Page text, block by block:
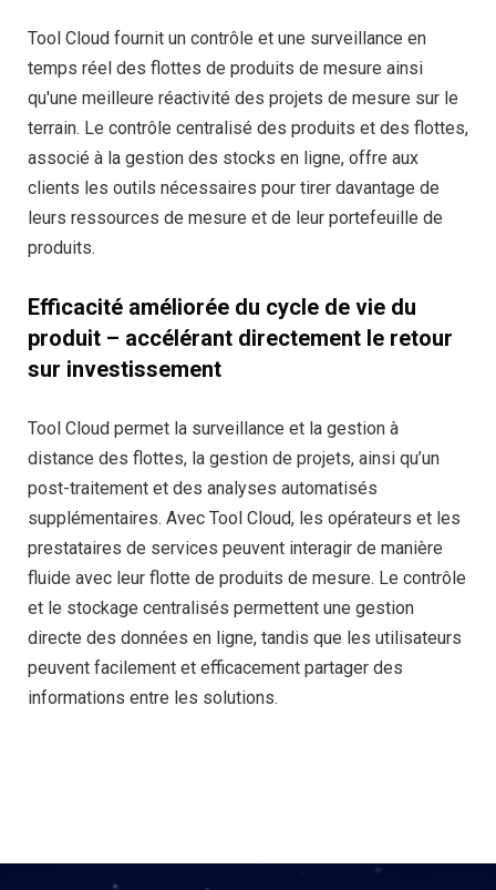
Tool Cloud fournit un contrôle et une surveillance en
temps réel des flottes de produits de mesure ainsi
qu'une meilleure réactivité des projets de mesure sur le
terrain. Le contrôle centralisé des produits et des flottes,
associé à la gestion des stocks en ligne, offre aux
clients les outils nécessaires pour tirer davantage de
leurs ressources de mesure et de leur portefeuille de
produits.
Efficacité améliorée du cycle de vie du
produit – accélérant directement le retour
sur investissement
Tool Cloud permet la surveillance et la gestion à
distance des flottes, la gestion de projets, ainsi qu’un
post-traitement et des analyses automatisés
supplémentaires. Avec Tool Cloud, les opérateurs et les
prestataires de services peuvent interagir de manière
fluide avec leur flotte de produits de mesure. Le contrôle
et le stockage centralisés permettent une gestion
directe des données en ligne, tandis que les utilisateurs
peuvent facilement et efficacement partager des
informations entre les solutions.